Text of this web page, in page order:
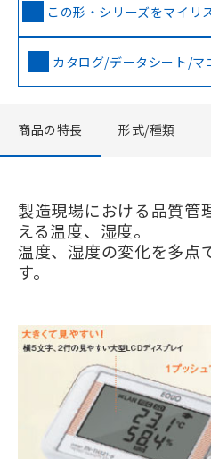
この形・シリーズをマイリ
カタログ/データシート/マ
商品の特長 形式/種類
製造現場における品質管
える温度、湿度。
温度、湿度の変化を多点
す。